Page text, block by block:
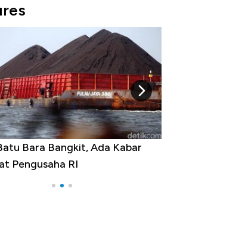
Kabar
Harga Emas Jatuh Usai Terbang 3
Apa yang Sebenarnya Terjadi?